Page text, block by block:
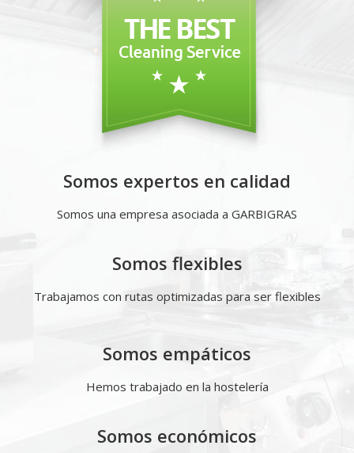
Somos expertos en calidad
Somos una empresa asociada a GARBIGRAS
Somos flexibles
Trabajamos con rutas optimizadas para ser flexibles
Somos empáticos
Hemos trabajado en la hostelería
Somos económicos